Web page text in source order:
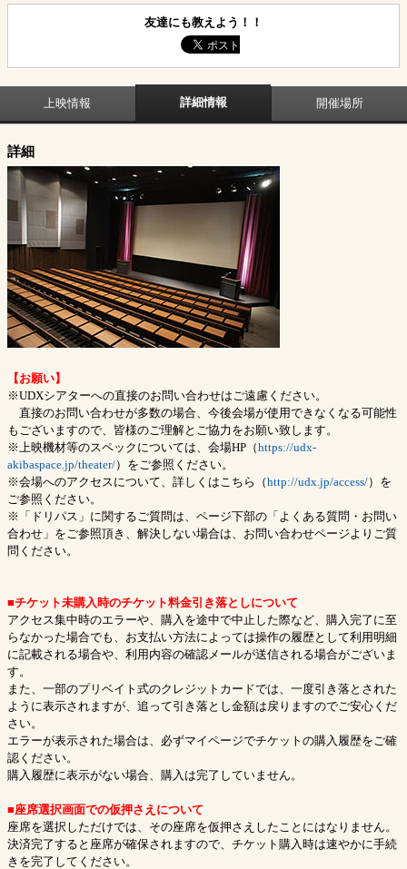
友達にも教えよう！！
上映情報 詳細情報 開催場所
詳細
【お願い】
※UDXシアターへの直接のお問い合わせはご遠慮ください。
直接のお問い合わせが多数の場合、今後会場が使用できなくなる可能性
もございますので、皆様のご理解とご協力をお願い致します。
※上映機材等のスペックについては、会場HP（https://udx-
akibaspace.jp/theater/）をご参照ください。
※会場へのアクセスについて、詳しくはこちら（http://udx.jp/access/）を
ご参照ください。
※「ドリパス」に関するご質問は、ページ下部の「よくある質問・お問い
合わせ」をご参照頂き、解決しない場合は、お問い合わせページよりご質
問ください。
■チケット未購入時のチケット料金引き落としについて
アクセス集中時のエラーや、購入を途中で中止した際など、購入完了に至
らなかった場合でも、お支払い方法によっては操作の履歴として利用明細
に記載される場合や、利用内容の確認メールが送信される場合がございま
す。
また、一部のプリベイト式のクレジットカードでは、一度引き落とされた
ように表示されますが、追って引き落とし金額は戻りますのでご安心くだ
さい。
エラーが表示された場合は、必ずマイページでチケットの購入履歴をご確
認ください。
購入履歴に表示がない場合、購入は完了していません。
■座席選択画面での仮押さえについて
座席を選択しただけでは、その座席を仮押さえしたことにはなりません。
決済完了すると座席が確保されますので、チケット購入時は速やかに手続
きを完了してください。